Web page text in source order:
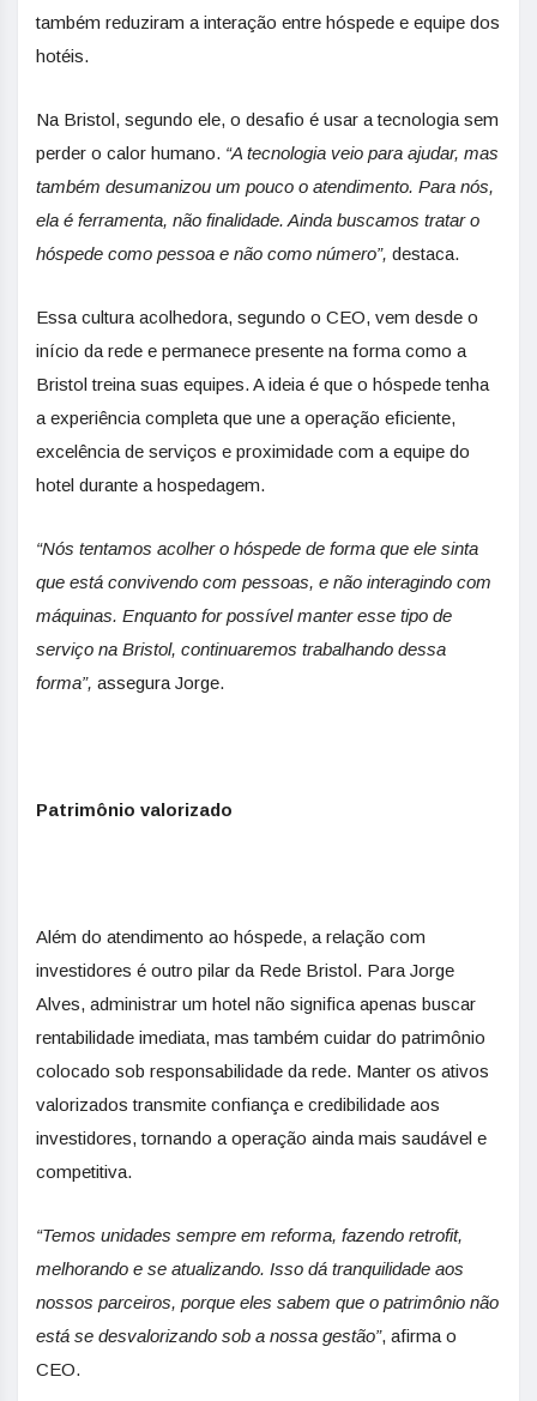
também reduziram a interação entre hóspede e equipe dos
hotéis.
Na Bristol, segundo ele, o desafio é usar a tecnologia sem
perder o calor humano. “A tecnologia veio para ajudar, mas
também desumanizou um pouco o atendimento. Para nós,
ela é ferramenta, não finalidade. Ainda buscamos tratar o
hóspede como pessoa e não como número”, destaca.
Essa cultura acolhedora, segundo o CEO, vem desde o
início da rede e permanece presente na forma como a
Bristol treina suas equipes. A ideia é que o hóspede tenha
a experiência completa que une a operação eficiente,
excelência de serviços e proximidade com a equipe do
hotel durante a hospedagem.
“Nós tentamos acolher o hóspede de forma que ele sinta
que está convivendo com pessoas, e não interagindo com
máquinas. Enquanto for possível manter esse tipo de
serviço na Bristol, continuaremos trabalhando dessa
forma”, assegura Jorge.
Patrimônio valorizado
Além do atendimento ao hóspede, a relação com
investidores é outro pilar da Rede Bristol. Para Jorge
Alves, administrar um hotel não significa apenas buscar
rentabilidade imediata, mas também cuidar do patrimônio
colocado sob responsabilidade da rede. Manter os ativos
valorizados transmite confiança e credibilidade aos
investidores, tornando a operação ainda mais saudável e
competitiva.
“Temos unidades sempre em reforma, fazendo retrofit,
melhorando e se atualizando. Isso dá tranquilidade aos
nossos parceiros, porque eles sabem que o patrimônio não
está se desvalorizando sob a nossa gestão”, afirma o
CEO.